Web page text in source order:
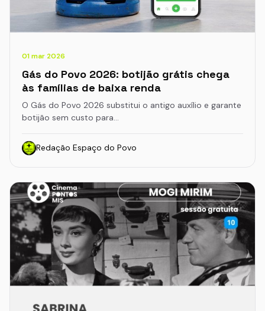
01 mar 2026
Gás do Povo 2026: botijão grátis chega
às famílias de baixa renda
O Gás do Povo 2026 substitui o antigo auxílio e garante
botijão sem custo para…
Redação Espaço do Povo